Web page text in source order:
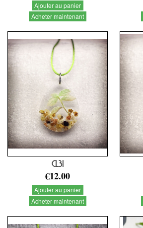
Ajouter au panier
Acheter maintenant
CL31
€12.00
Ajouter au panier
Acheter maintenant